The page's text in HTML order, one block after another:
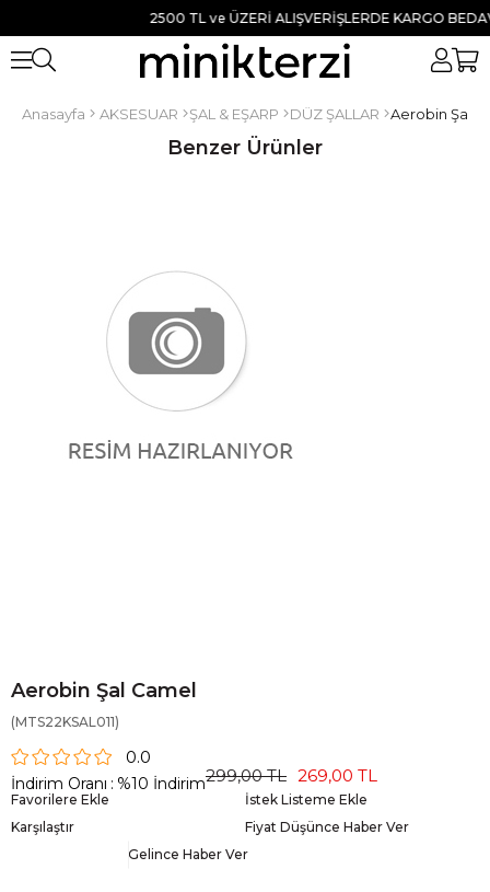
2500 TL ve ÜZERİ ALIŞVERİŞLERDE KARGO BEDAVA
Anasayfa AKSESUAR ŞAL & EŞARP DÜZ ŞALLAR Aerobin Şal
Benzer Ürünler
Aerobin Şal Camel
(MTS22KSAL011)
0.0
İndirim Oranı : %10 İndirim299,00 TL 269,00 TL
Favorilere Ekle
İstek Listeme Ekle
Karşılaştır
Fiyat Düşünce Haber Ver
Gelince Haber Ver